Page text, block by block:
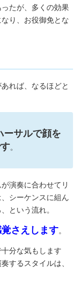
たが、多くの効果
り、お役御免とな
れば、なるほどと
ーサルで顔を
。
演奏に合わせてリ
シーケンスに組ん
という流れ。
さえします。
分な気もします
するスタイルは、